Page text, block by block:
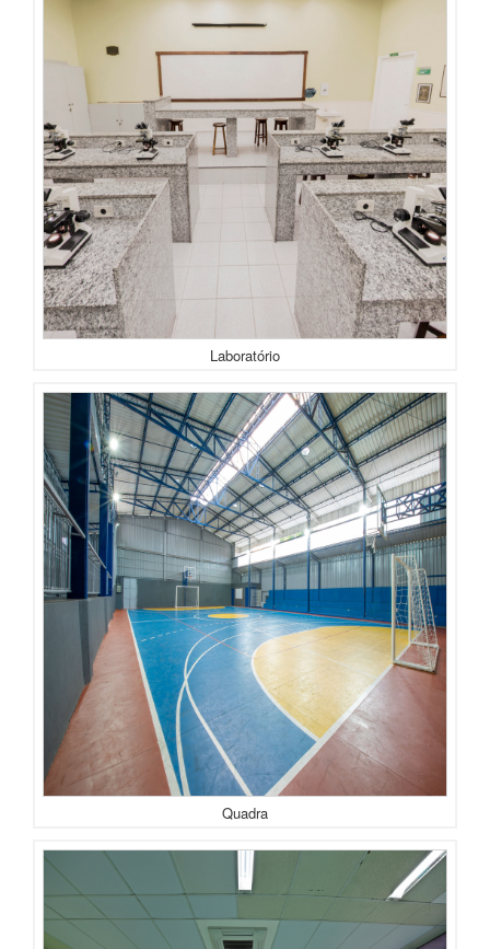
Laboratório
Quadra